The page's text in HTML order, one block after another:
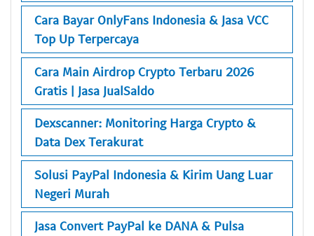
Cara Bayar OnlyFans Indonesia & Jasa VCC
Top Up Terpercaya
Cara Main Airdrop Crypto Terbaru 2026
Gratis | Jasa JualSaldo
Dexscanner: Monitoring Harga Crypto &
Data Dex Terakurat
Solusi PayPal Indonesia & Kirim Uang Luar
Negeri Murah
Jasa Convert PayPal ke DANA & Pulsa